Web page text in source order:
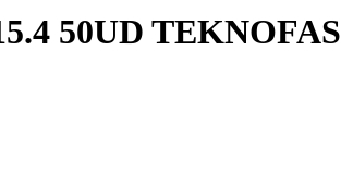
50UD TEKNOFAS